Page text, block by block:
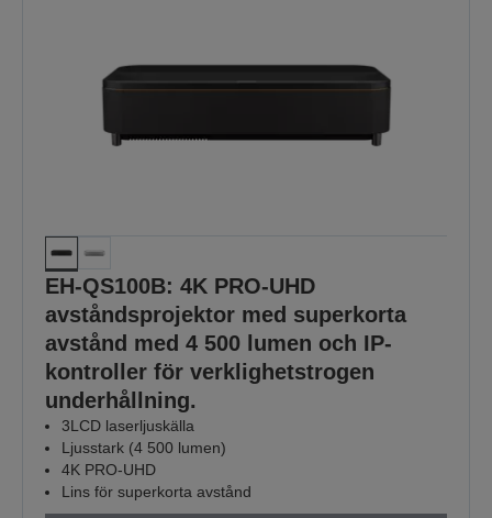
EH-QS100B: 4K PRO-UHD
avståndsprojektor med superkorta
avstånd med 4 500 lumen och IP-
kontroller för verklighetstrogen
underhållning.
3LCD laserljuskälla
Ljusstark (4 500 lumen)
4K PRO-UHD
Lins för superkorta avstånd